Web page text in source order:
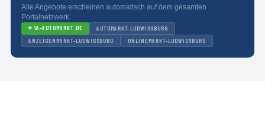
Alle Angebote erscheinen automatisch auf dem gesamten
Portalnetzwerk.
⭐ 1A-AUTOMARKT.DE
AUTOMARKT-LUDWIGSBURG
ANZEIGENMARKT-LUDWIGSBURG
ONLINEMARKT-LUDWIGSBURG